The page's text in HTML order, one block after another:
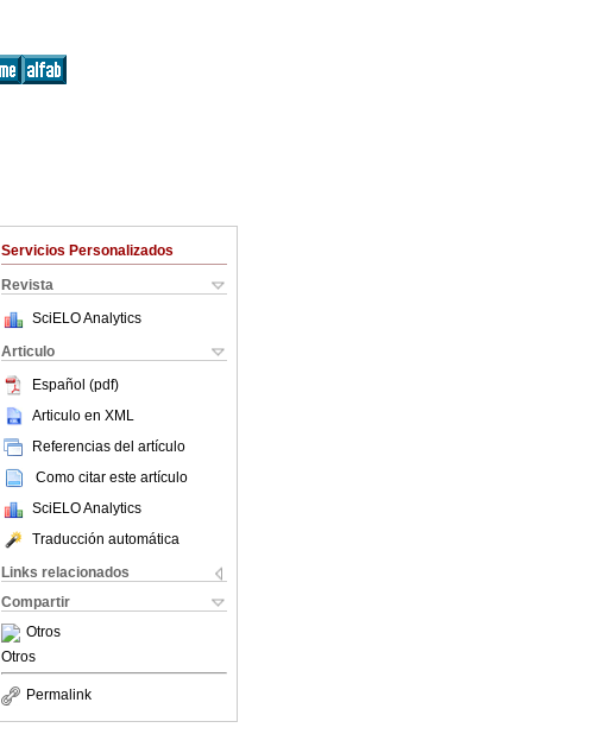
Servicios Personalizados
Revista
SciELO Analytics
Articulo
Español (pdf)
Articulo en XML
Referencias del artículo
Como citar este artículo
SciELO Analytics
Traducción automática
Links relacionados
Compartir
Otros
Otros
Permalink